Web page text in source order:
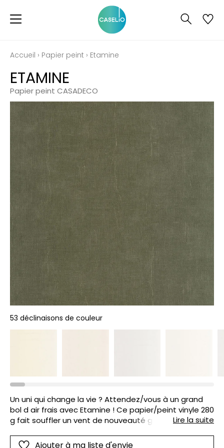
Accueil › Papier peint › Etamine
ETAMINE
Papier peint CASADECO
53 déclinaisons de couleur
Un uni qui change la vie ? Attendez/vous à un grand
bol d air frais avec Etamine ! Ce papier/peint vinyle 280
g fait souffler un vent de nouveauté grâce à son
part sur un grain repéré qui lui offre une allure de tissu
Lire la suite
Ajouter à ma liste d'envie